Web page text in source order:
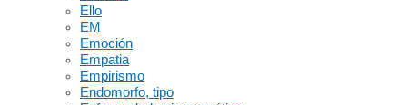
Ello
EM
Emoción
Empatia
Empirismo
Endomorfo, tipo